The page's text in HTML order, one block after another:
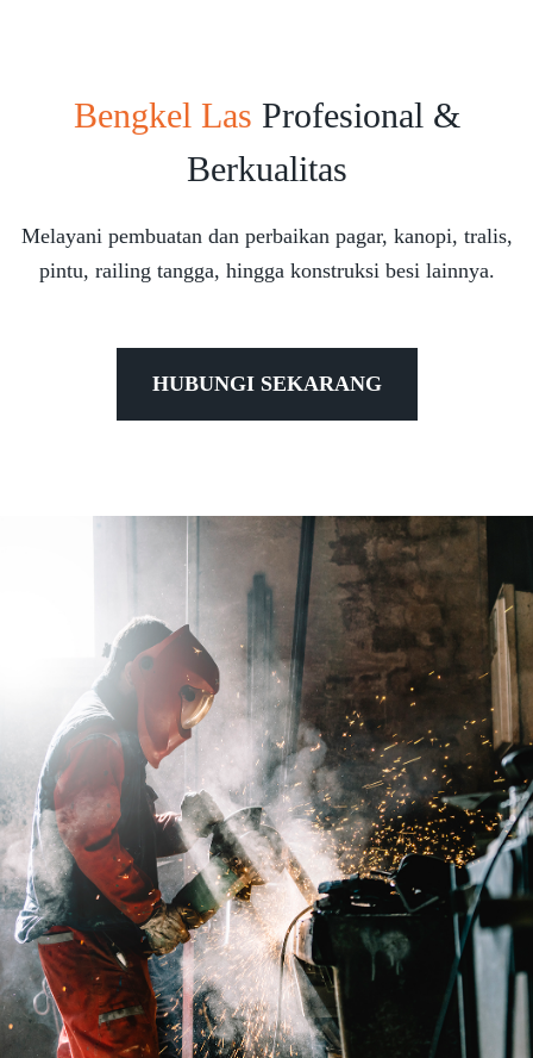
Bengkel Las Profesional &
Berkualitas
Melayani pembuatan dan perbaikan pagar, kanopi, tralis,
pintu, railing tangga, hingga konstruksi besi lainnya.
HUBUNGI SEKARANG